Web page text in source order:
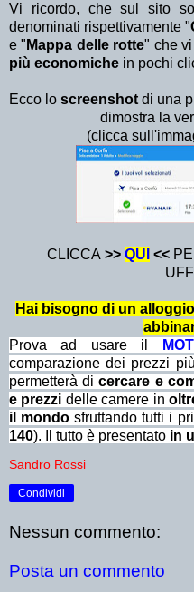
Vi ricordo, che sul sito
denominati rispettivamente "
e " Mappa delle rotte" che
più economiche in pochi
Ecco lo screenshot di una
dimostra la
(clicca
CLICCA >> QU <<
Hai bisogno di un
Prova ad usare il
comparazione dei prezzi
permetterà dicercare e
e prezzi delle camere in
il mondo sfruttando tutti i
140). Il tutto è presentato in
Sandro Rossi
Condividi
Nessun commento:
Posta un commento